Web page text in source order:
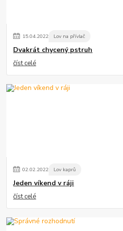
15.04.2022 Lov na přívlač
Dvakrát chycený pstruh
číst celé
02.02.2022 Lov kaprů
Jeden víkend v ráji
číst celé